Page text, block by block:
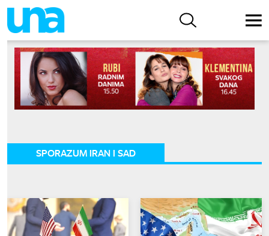
SPORAZUM IRAN I SAD